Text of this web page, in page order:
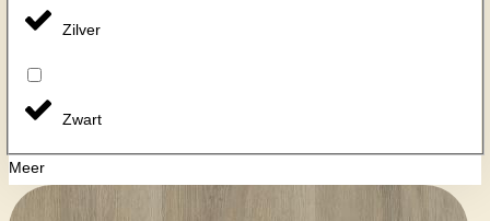
Zilver
Zwart
Meer